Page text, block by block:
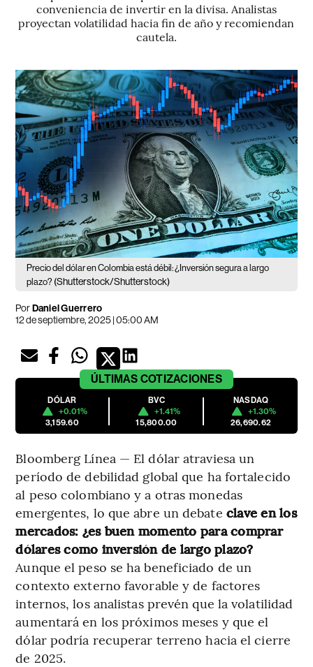
conveniencia de invertir en la divisa. Analistas
proyectan volatilidad hacia fin de año y recomiendan
cautela.
Precio del dólar en Colombia está débil: ¿Inversión segura a largo
plazo? (Shutterstock/Shutterstock)
PorDaniel Guerrero
12 de septiembre, 2025 | 05:00 AM
ÚLTIMAS COTIZACIONES
DÓLAR
+0.01%
3,159.60
BVC
+1.41%
15,800.00
NASDAQ
+1.30%
26,690.62
Bloomberg Línea — El dólar atraviesa un
período de debilidad global que ha fortalecido
al peso colombiano y a otras monedas
emergentes, lo que abre un debate clave en los
mercados: ¿es buen momento para comprar
dólares como inversión de largo plazo?
Aunque el peso se ha beneficiado de un
contexto externo favorable y de factores
internos, los analistas prevén que la volatilidad
aumentará en los próximos meses y que el
dólar podría recuperar terreno hacia el cierre
de 2025.